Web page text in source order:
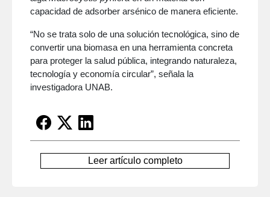
capacidad de adsorber arsénico de manera eficiente.
“No se trata solo de una solución tecnológica, sino de
convertir una biomasa en una herramienta concreta
para proteger la salud pública, integrando naturaleza,
tecnología y economía circular”, señala la
investigadora UNAB.
Leer artículo completo